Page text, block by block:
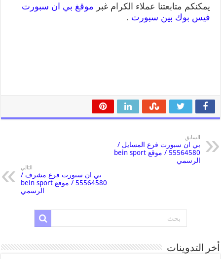
يمكنكم متابعتنا عملاء الكرام غبر موقغ بي ان سبورت
فيس بوك بين سبورت .
السابق
بي ان سبورت فرع المسايل /
55564580 / موقع bein sport
الرسمي
التالي
بي ان سبورت فرع مشرف /
55564580 / موقع bein sport
الرسمي
أخر التدوينات